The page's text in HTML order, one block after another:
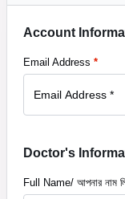
Account
Email Address *
Doctor's
Full Name/ আপনার নাম